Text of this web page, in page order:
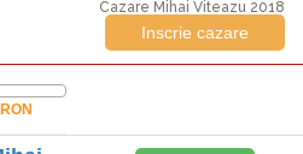
Cazare Mihai Viteazu 2018
Inscrie cazare